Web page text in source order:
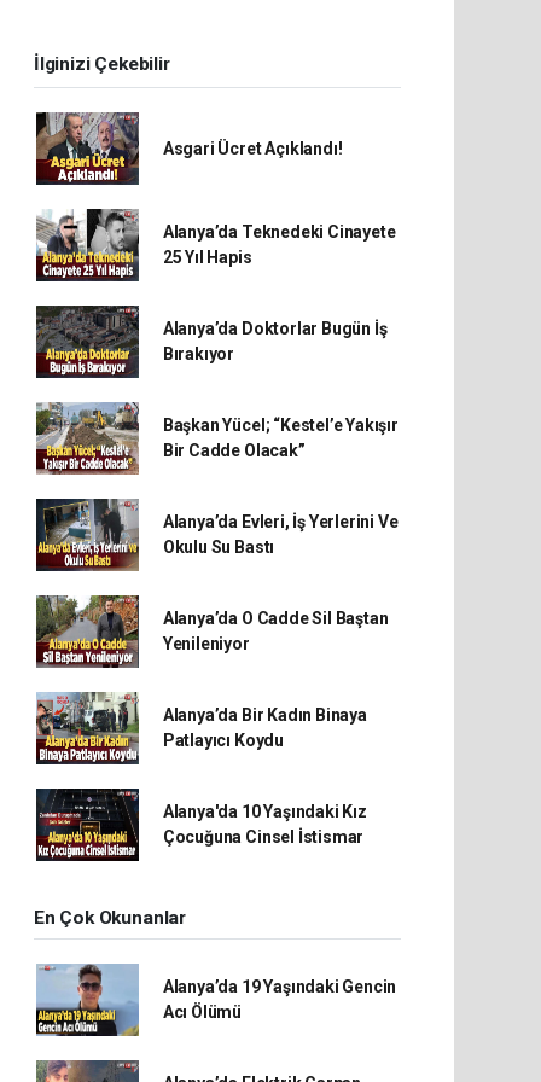
İlginizi Çekebilir
Asgari Ücret Açıklandı!
Alanya’da Teknedeki Cinayete
25 Yıl Hapis
Alanya’da Doktorlar Bugün İş
Bırakıyor
Başkan Yücel; “Kestel’e Yakışır
Bir Cadde Olacak”
Alanya’da Evleri, İş Yerlerini Ve
Okulu Su Bastı
Alanya’da O Cadde Sil Baştan
Yenileniyor
Alanya’da Bir Kadın Binaya
Patlayıcı Koydu
Alanya'da 10 Yaşındaki Kız
Çocuğuna Cinsel İstismar
En Çok Okunanlar
Alanya’da 19 Yaşındaki Gencin
Acı Ölümü